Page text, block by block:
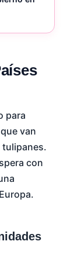
para
van
tulipanes.
con